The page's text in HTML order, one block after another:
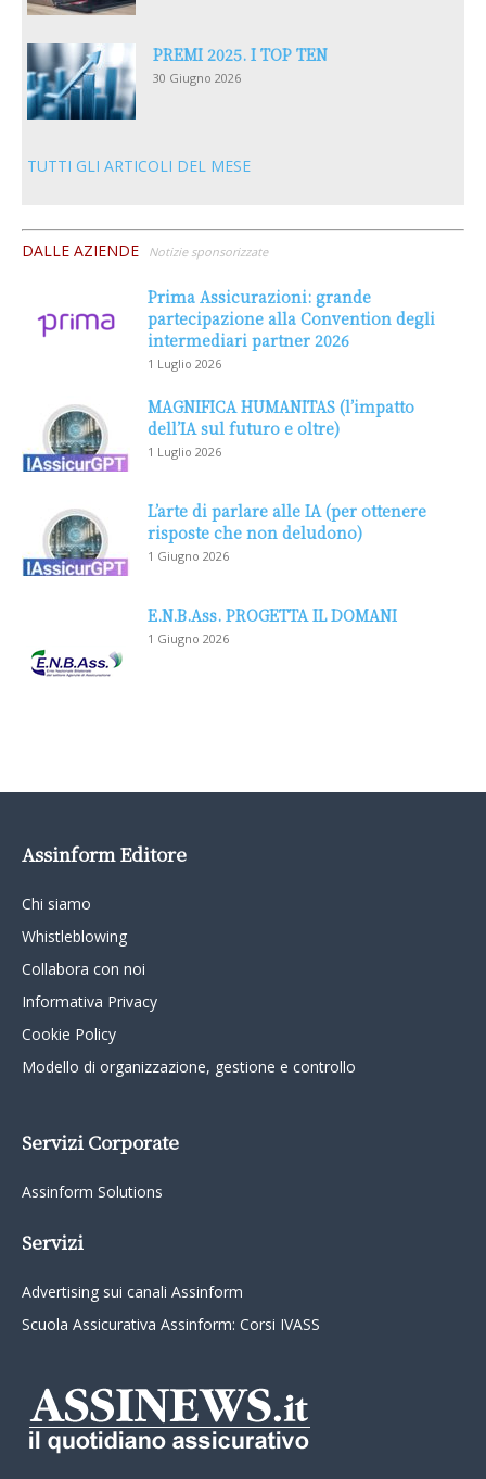
PREMI 2025. I TOP TEN
30 Giugno 2026
TUTTI GLI ARTICOLI DEL MESE
DALLE AZIENDE Notizie sponsorizzate
Prima Assicurazioni: grande
partecipazione alla Convention degli
intermediari partner 2026
1 Luglio 2026
MAGNIFICA HUMANITAS (l’impatto
dell’IA sul futuro e oltre)
1 Luglio 2026
L’arte di parlare alle IA (per ottenere
risposte che non deludono)
1 Giugno 2026
E.N.B.Ass. PROGETTA IL DOMANI
1 Giugno 2026
Assinform Editore
Chi siamo
Whistleblowing
Collabora con noi
Informativa Privacy
Cookie Policy
Modello di organizzazione, gestione e controllo
Servizi Corporate
Assinform Solutions
Servizi
Advertising sui canali Assinform
Scuola Assicurativa Assinform: Corsi IVASS